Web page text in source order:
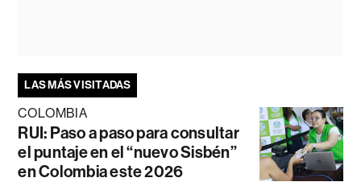
LAS MÁS VISITADAS
COLOMBIA
RUI: Paso a paso para consultar
el puntaje en el “nuevo Sisbén”
en Colombia este 2026